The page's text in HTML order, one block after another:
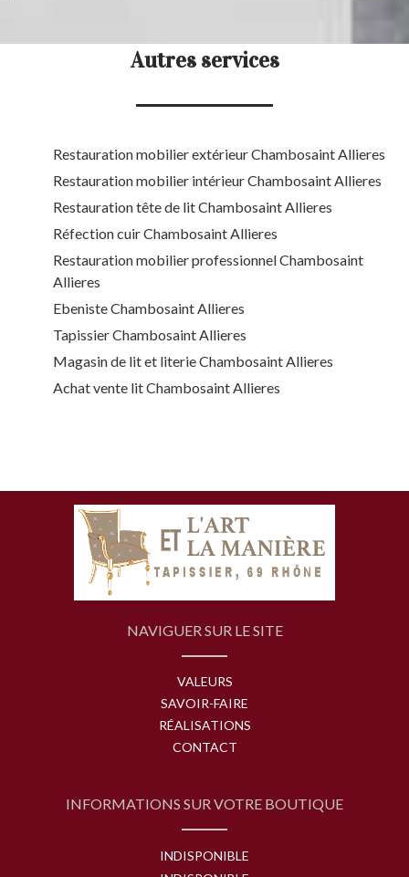
Autres services
Restauration mobilier extérieur Chambosaint Allieres
Restauration mobilier intérieur Chambosaint Allieres
Restauration tête de lit Chambosaint Allieres
Réfection cuir Chambosaint Allieres
Restauration mobilier professionnel Chambosaint
Allieres
Ebeniste Chambosaint Allieres
Tapissier Chambosaint Allieres
Magasin de lit et literie Chambosaint Allieres
Achat vente lit Chambosaint Allieres
NAVIGUER SUR LE SITE
VALEURS
SAVOIR-FAIRE
RÉALISATIONS
CONTACT
INFORMATIONS SUR VOTRE BOUTIQUE
INDISPONIBLE